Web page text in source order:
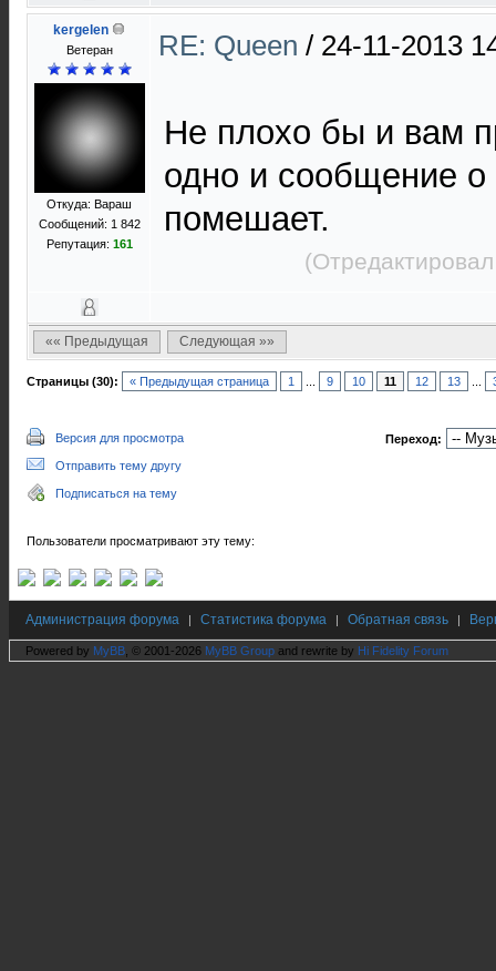
kergelen
Ветеран
Откуда: Вараш
Сообщений: 1 842
Репутация: 161
RE: Queen / 24-11-2013
Не плохо бы и вам
одно и сообщение
помешает.
«« Предыдущая Следующая »»
Страницы (30): « Предыдущая страница 1 9 10 11 12 13
Версия для просмотра
Отправить тему другу
Подписаться на тему
Переход:
Пользователи просматривают эту тему:
Администрация форума | Статистика форума | Обратная связь |
Powered by MyBB , © 2001-2026 MyBB Group and rewrite by Hi Fidelity Forum